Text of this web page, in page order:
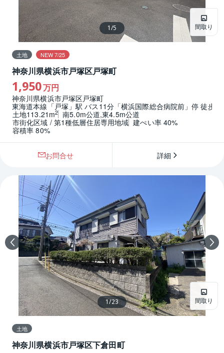
間取り
1 /5
土地 NEW 7/25
神奈川県横浜市戸塚区戸塚町
1,950万円
神奈川県横浜市戸塚区戸塚町
東海道本線「戸塚」駅 バス11分「横浜国際総合病院前」停 徒歩4
土地113.21m2 南5.0m公道,東4.5m公道
市街化区域 / 第1種低層住居専用地域 建ぺい率 40%
容積率 80%
お問合せ 詳細
間取り
1/23
土地
神奈川県横浜市戸塚区下倉田町